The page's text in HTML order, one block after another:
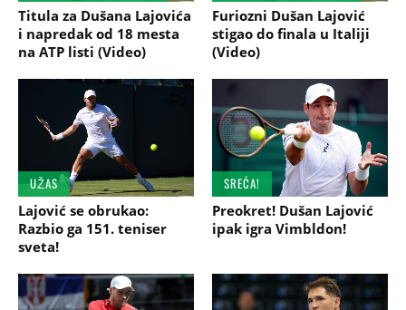
Titula za Dušana Lajovića
i napredak od 18 mesta
na ATP listi (Video)
Furiozni Dušan Lajović
stigao do finala u Italiji
(Video)
UŽAS
Lajović se obrukao:
Razbio ga 151. teniser
sveta!
SREĆA!
Preokret! Dušan Lajović
ipak igra Vimbldon!